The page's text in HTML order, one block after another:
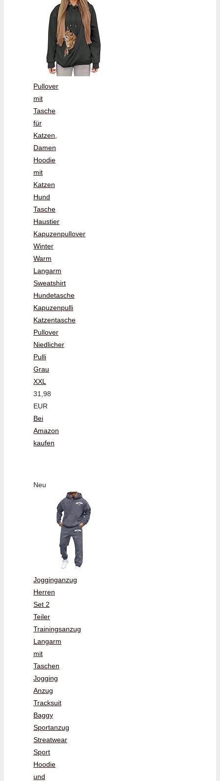
Pullover
mit
Tasche
für
Katzen,
Damen
Hoodie
mit
Katzen
Hund
Tasche
Haustier
Kapuzenpullover
Winter
Warm
Langarm
Sweatshirt
Hundetasche
Kapuzenpulli
Katzentasche
Pullover
Niedlicher
Pulli
Grau
XXL
31,98
EUR
Bei
Amazon
kaufen
Neu
Jogginganzug
Herren
Set 2
Teiler
Trainingsanzug
Langarm
mit
Taschen
Jogging
Anzug
Tracksuit
Baggy
Sportanzug
Streatwear
Sport
Hoodie
und